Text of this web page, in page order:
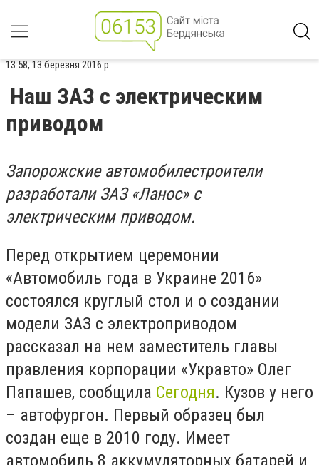
13:58, 13 березня 2016 р.
Наш ЗАЗ с электрическим
приводом
Запорожские автомобилестроители
разработали ЗАЗ «Ланос» с
электрическим приводом.
Перед открытием церемонии
«Автомобиль года в Украине 2016»
состоялся круглый стол и о создании
модели ЗАЗ с электроприводом
рассказал на нем заместитель главы
правления корпорации «Укравто» Олег
Папашев, сообщила Сегодня. Кузов у него
– автофургон. Первый образец был
создан еще в 2010 году. Имеет
автомобиль 8 аккумуляторных батарей и